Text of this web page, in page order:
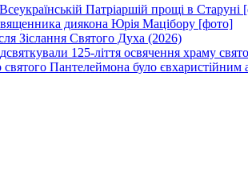
Патріаршій прощі в Старуні
диякона Юрія Мацібору [фото]
Зіслання Святого Духа (2026)
125-ліття освячення храму
Пантелеймона було